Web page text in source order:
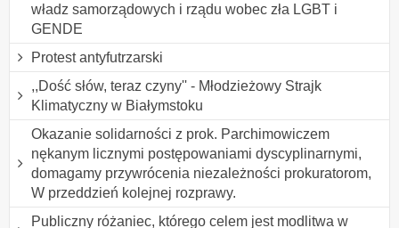
władz samorządowych i rządu wobec zła LGBT i
GENDE
Protest antyfutrzarski
,,Dość słów, teraz czyny'' - Młodzieżowy Strajk
Klimatyczny w Białymstoku
Okazanie solidarności z prok. Parchimowiczem
nękanym licznymi postępowaniami dyscyplinarnymi,
domagamy przywrócenia niezależności prokuratorom,
W przeddzień kolejnej rozprawy.
Publiczny różaniec, którego celem jest modlitwa w